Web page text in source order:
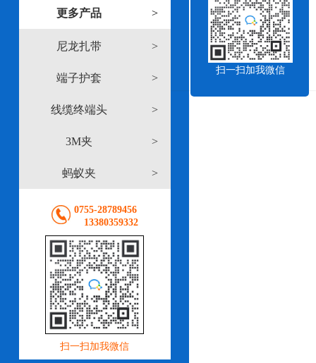
更多产品 >
尼龙扎带 >
端子护套 >
线缆终端头 >
3M夹 >
蚂蚁夹 >
0755-28789456
13380359332
扫一扫加我微信
扫一扫加我微信